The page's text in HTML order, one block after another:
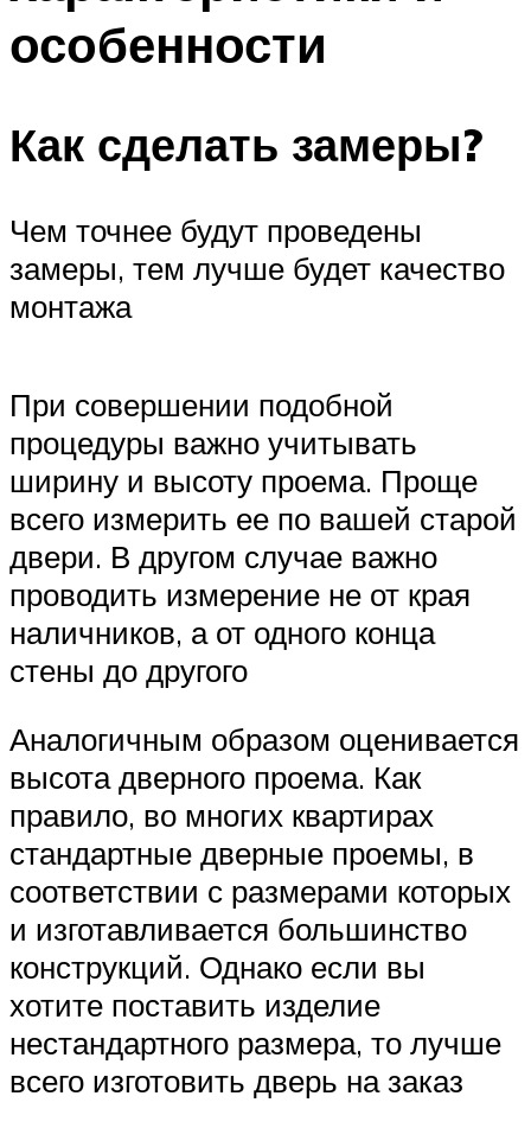
особенности
Как сделать замеры?
Чем точнее будут проведены
замеры, тем лучше будет качество
монтажа
При совершении подобной
процедуры важно учитывать
ширину и высоту проема. Проще
всего измерить ее по вашей старой
двери. В другом случае важно
проводить измерение не от края
наличников, а от одного конца
стены до другого
Аналогичным образом оценивается
высота дверного проема. Как
правило, во многих квартирах
стандартные дверные проемы, в
соответствии с размерами которых
и изготавливается большинство
конструкций. Однако если вы
хотите поставить изделие
нестандартного размера, то лучше
всего изготовить дверь на заказ